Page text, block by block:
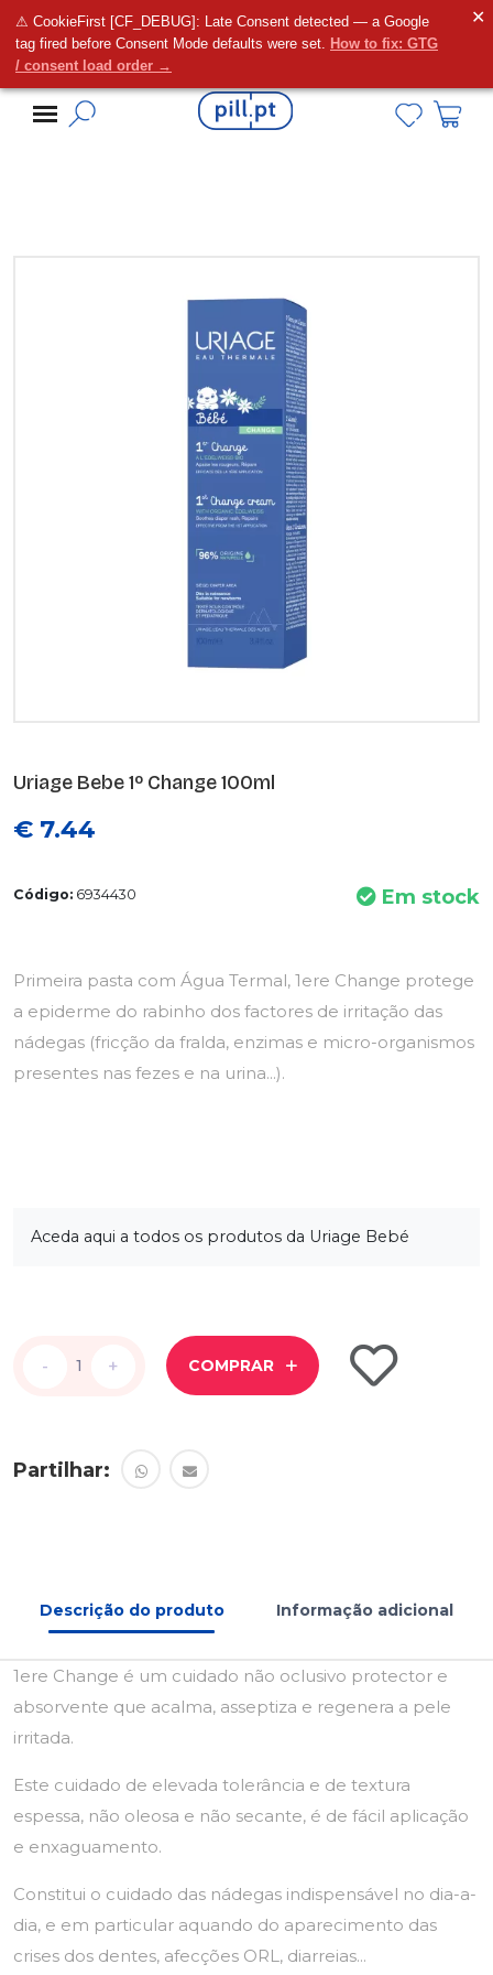
⚠ CookieFirst [CF_DEBUG]: Late Consent detected — a Google
tag fired before Consent Mode defaults were set. How to fix: GTG
/ consent load order →
✕
Alguma dúvida?
Uriage Bebe 1º Change 100ml
€ 7.44
Código: 6934430 Em stock
Primeira pasta com Água Termal, 1ere Change protege
a epiderme do rabinho dos factores de irritação das
nádegas (fricção da fralda, enzimas e micro-organismos
presentes nas fezes e na urina...).
Aceda aqui a todos os produtos da Uriage Bebé
- +
- + COMPRAR
Partilhar:
Descrição do produto Informação adicional
1ere Change é um cuidado não oclusivo protector e
absorvente que acalma, asseptiza e regenera a pele
irritada.
Este cuidado de elevada tolerância e de textura
espessa, não oleosa e não secante, é de fácil aplicação
e enxaguamento.
Constitui o cuidado das nádegas indispensável no dia-a-
dia, e em particular aquando do aparecimento das
crises dos dentes, afecções ORL, diarreias...